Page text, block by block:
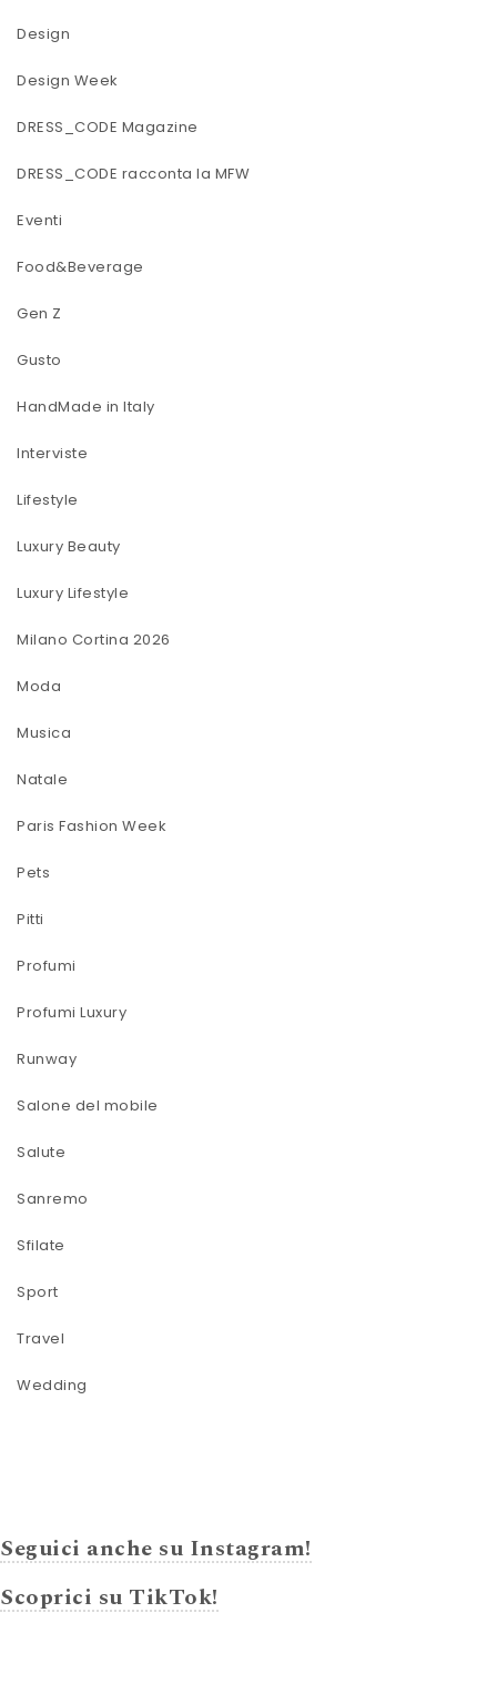
Design
Design Week
DRESS_CODE Magazine
DRESS_CODE racconta la MFW
Eventi
Food&Beverage
Gen Z
Gusto
HandMade in Italy
Interviste
Lifestyle
Luxury Beauty
Luxury Lifestyle
Milano Cortina 2026
Moda
Musica
Natale
Paris Fashion Week
Pets
Pitti
Profumi
Profumi Luxury
Runway
Salone del mobile
Salute
Sanremo
Sfilate
Sport
Travel
Wedding
Seguici anche su Instagram!
Scoprici su TikTok!